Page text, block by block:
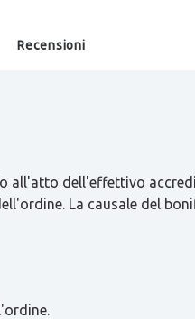
Recensioni
all'atto dell'effettivo
La causale del